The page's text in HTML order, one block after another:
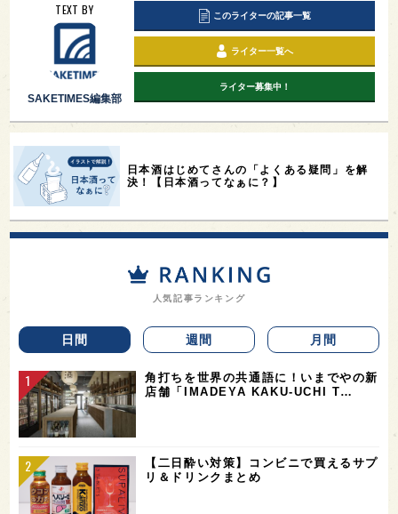
TEXT BY
SAKETIMES編集部
このライターの記事一覧
ライター一覧へ
ライター募集中！
日本酒はじめてさんの「よくある疑問」を解
決！【日本酒ってなぁに？】
人気記事ランキング
日間 週間 月間
角打ちを世界の共通語に！いまでやの新
店舗「IMADEYA KAKU-UCHI T…
【二日酔い対策】コンビニで買えるサプ
リ＆ドリンクまとめ